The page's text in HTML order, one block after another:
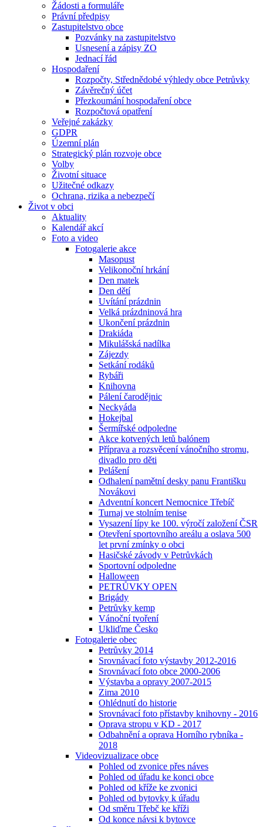
Žádosti a formuláře
Právní předpisy
Zastupitelstvo obce
Pozvánky na zastupitelstvo
Usnesení a zápisy ZO
Jednací řád
Hospodaření
Rozpočty, Střednědobé výhledy obce Petrůvky
Závěrečný účet
Přezkoumání hospodaření obce
Rozpočtová opatření
Veřejné zakázky
GDPR
Územní plán
Strategický plán rozvoje obce
Volby
Životní situace
Užitečné odkazy
Ochrana, rizika a nebezpečí
Život v obci
Aktuality
Kalendář akcí
Foto a video
Fotogalerie akce
Masopust
Velikonoční hrkání
Den matek
Den dětí
Uvítání prázdnin
Velká prázdninová hra
Ukončení prázdnin
Drakiáda
Mikulášská nadílka
Zájezdy
Setkání rodáků
Rybáři
Knihovna
Pálení čarodějnic
Neckyáda
Hokejbal
Šermířské odpoledne
Akce kotvených letů balónem
Příprava a rozsvěcení vánočního stromu,
divadlo pro děti
Pelášení
Odhalení pamětní desky panu Františku
Novákovi
Adventní koncert Nemocnice Třebíč
Turnaj ve stolním tenise
Vysazení lípy ke 100. výročí založení ČSR
Otevření sportovního areálu a oslava 500
let první zmínky o obci
Hasičské závody v Petrůvkách
Sportovní odpoledne
Halloween
PETRŮVKY OPEN
Brigády
Petrůvky kemp
Vánoční tvoření
Ukliďme Česko
Fotogalerie obec
Petrůvky 2014
Srovnávací foto výstavby 2012-2016
Srovnávací foto obce 2000-2006
Výstavba a opravy 2007-2015
Zima 2010
Ohlédnutí do historie
Srovnávací foto přístavby knihovny - 2016
Oprava stropu v KD - 2017
Odbahnění a oprava Horního rybníka -
2018
Videovizualizace obce
Pohled od zvonice přes náves
Pohled od úřadu ke konci obce
Pohled od kříže ke zvonici
Pohled od bytovky k úřadu
Od směru Třebč ke kříži
Od konce návsi k bytovce